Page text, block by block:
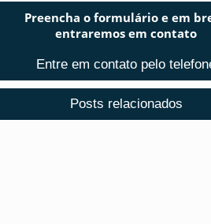
Preencha o formulário e em
entraremos em contato
Entre em contato pelo
Posts relacionados